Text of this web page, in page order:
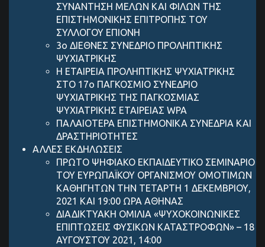
ΣΥΝΑΝΤΗΣΗ ΜΕΛΩΝ ΚΑΙ ΦΙΛΩΝ ΤΗΣ
ΕΠΙΣΤΗΜΟΝΙΚΗΣ ΕΠΙΤΡΟΠΗΣ ΤΟΥ
ΣΥΛΛΟΓΟΥ ΕΠΙΟΝΗ
3ο ΔΙΕΘΝΕΣ ΣΥΝΕΔΡΙΟ ΠΡΟΛΗΠΤΙΚΗΣ
ΨΥΧΙΑΤΡΙΚΗΣ
Η ΕΤΑΙΡΕΙΑ ΠΡΟΛΗΠΤΙΚΗΣ ΨΥΧΙΑΤΡΙΚΗΣ
ΣΤΟ 17ο ΠΑΓΚΟΣΜΙΟ ΣΥΝΕΔΡΙΟ
ΨΥΧΙΑΤΡΙΚΗΣ ΤΗΣ ΠΑΓΚΟΣΜΙΑΣ
ΨΥΧΙΑΤΡΙΚΗΣ ΕΤΑΙΡΕΙΑΣ WPA
ΠΑΛΑΙΟΤΕΡΑ ΕΠΙΣΤΗΜΟΝΙΚΑ ΣΥΝΕΔΡΙΑ ΚΑΙ
ΔΡΑΣΤΗΡΙΟΤΗΤΕΣ
ΑΛΛΕΣ ΕΚΔΗΛΩΣΕΙΣ
ΠΡΩΤΟ ΨΗΦΙΑΚΟ ΕΚΠΑΙΔΕΥΤΙΚΟ ΣΕΜΙΝΑΡΙΟ
ΤΟΥ ΕΥΡΩΠΑΪΚΟΥ ΟΡΓΑΝΙΣΜΟΥ ΟΜΟΤΙΜΩΝ
ΚΑΘΗΓΗΤΩΝ ΤΗΝ ΤΕΤΑΡΤΗ 1 ΔΕΚΕΜΒΡΙΟΥ,
2021 ΚΑΙ 19:00 ΩΡΑ ΑΘΗΝΑΣ
ΔΙΑΔΙΚΤΥΑΚΗ ΟΜΙΛΙΑ «ΨΥΧΟΚΟΙΝΩΝΙΚΕΣ
ΕΠΙΠΤΩΣΕΙΣ ΦΥΣΙΚΩΝ ΚΑΤΑΣΤΡΟΦΩΝ» – 18
ΑΥΓΟΥΣΤΟΥ 2021, 14:00